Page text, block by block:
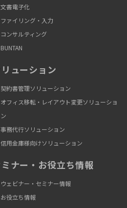
文書電子化
ファイリング・入力
コンサルティング
BUNTAN
ューション
契約書管理ソリューション
オフィス移転・レイアウト変更ソリューショ
ン
事務代行ソリューション
信用金庫様向けソリューション
ナー・お役立ち情報
ウェビナー・セミナー情報
お役立ち情報